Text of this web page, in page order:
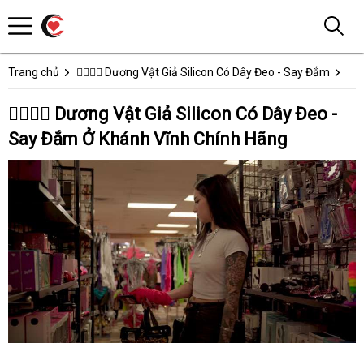
Trang chủ 👩‍❤️‍💋‍👨 Dương Vật Giả Silicon Có Dây Đeo - Say Đắm
👩‍❤️‍💋‍👨 Dương Vật Giả Silicon Có Dây Đeo -
Say Đắm Ở Khánh Vĩnh Chính Hãng